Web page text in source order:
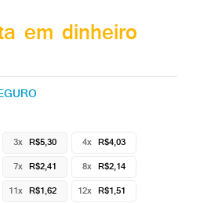
em dinheiro
3x R$5,30 4x R$4,03
7x R$2,41 8x R$2,14
11x R$1,62 12x R$1,51